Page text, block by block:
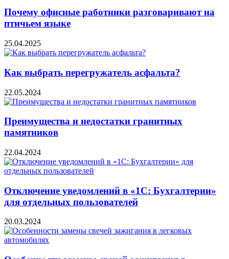
Почему офисные работники разговаривают на
птичьем языке
25.04.2025
Как выбрать перегружатель асфальта?
22.05.2024
Преимущества и недостатки гранитных
памятников
22.04.2024
Отключение уведомлений в «1С: Бухгалтерии»
для отдельных пользователей
20.03.2024